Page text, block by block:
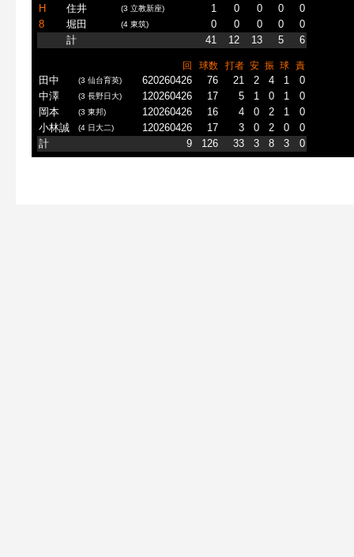
H
住井 (3 立教新座) 1 0 0 0
0
8
堀田 (4 東筑) 0 0 0 0
0
計
41 12 13 5 6
回 球数 打者 安 振 球 責
田中 (3 仙台育英) 620260426 76 21 2 4 1
0
中澤
(3 長野日大) 120260426 17 5 1 0 1
0
岡本
(3 東邦) 120260426 16 4 0 2 1
0
小林誠
(4 日大二) 120260426 17 3 0 2 0
0
計
9 126 33 3 8 3 0